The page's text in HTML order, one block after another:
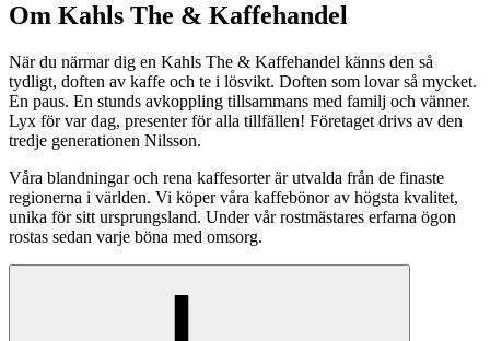
Om Kahls The & Kaffehandel
När du närmar dig en Kahls The & Kaffehandel känns den så
tydligt, doften av kaffe och te i lösvikt. Doften som lovar så mycket.
En paus. En stunds avkoppling tillsammans med familj och vänner.
Lyx för var dag, presenter för alla tillfällen! Företaget drivs av den
tredje generationen Nilsson.
Våra blandningar och rena kaffesorter är utvalda från de finaste
regionerna i världen. Vi köper våra kaffebönor av högsta kvalitet,
unika för sitt ursprungsland. Under vår rostmästares erfarna ögon
rostas sedan varje böna med omsorg.